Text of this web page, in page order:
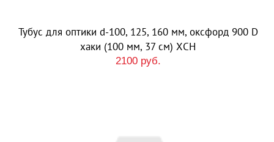
Тубус для оптики d-100, 125, 160 мм, оксфорд 900 D
хаки (100 мм, 37 см) ХСН
2100 руб.